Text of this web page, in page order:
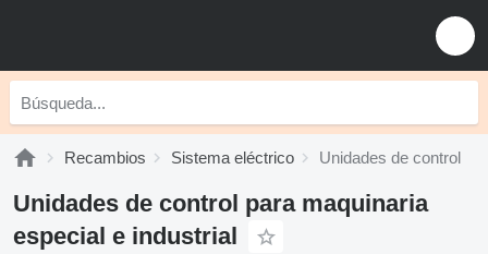
Recambios Sistema eléctrico Unidades de control
Unidades de control para maquinaria
especial e industrial